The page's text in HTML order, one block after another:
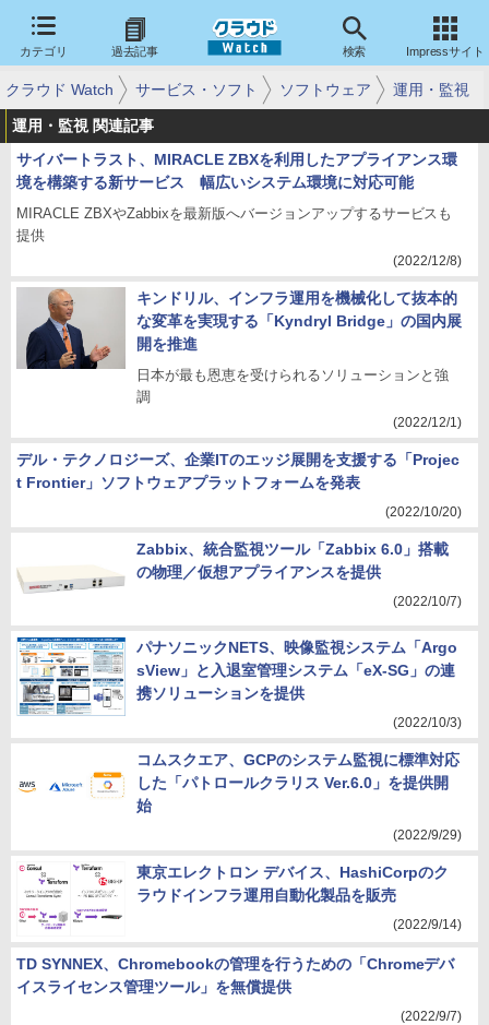
カテゴリ 過去記事 検索 Impressサイト
クラウド Watch サービス・ソフト ソフトウェア 運用・監視
運用・監視 関連記事
サイバートラスト、MIRACLE ZBXを利用したアプライアンス環
境を構築する新サービス 幅広いシステム環境に対応可能
MIRACLE ZBXやZabbixを最新版へバージョンアップするサービスも
提供
(2022/12/8)
キンドリル、インフラ運用を機械化して抜本的
な変革を実現する「Kyndryl Bridge」の国内展
開を推進
日本が最も恩恵を受けられるソリューションと強
調
(2022/12/1)
デル・テクノロジーズ、企業ITのエッジ展開を支援する「Projec
t Frontier」ソフトウェアプラットフォームを発表
(2022/10/20)
Zabbix、統合監視ツール「Zabbix 6.0」搭載
の物理／仮想アプライアンスを提供
(2022/10/7)
パナソニックNETS、映像監視システム「Argo
sView」と入退室管理システム「eX-SG」の連
携ソリューションを提供
(2022/10/3)
コムスクエア、GCPのシステム監視に標準対応
した「パトロールクラリス Ver.6.0」を提供開
始
(2022/9/29)
東京エレクトロン デバイス、HashiCorpのク
ラウドインフラ運用自動化製品を販売
(2022/9/14)
TD SYNNEX、Chromebookの管理を行うための「Chromeデバ
イスライセンス管理ツール」を無償提供
(2022/9/7)